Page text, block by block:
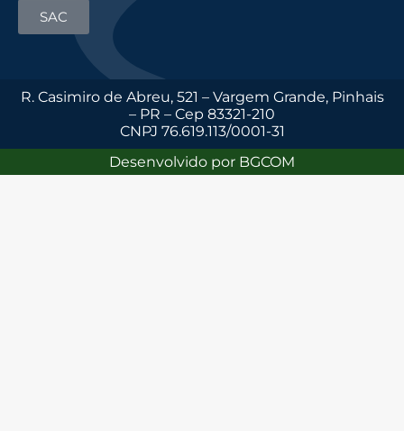
SAC
R. Casimiro de Abreu, 521 – Vargem Grande, Pinhais
– PR – Cep 83321-210
CNPJ 76.619.113/0001-31
Desenvolvido por BGCOM